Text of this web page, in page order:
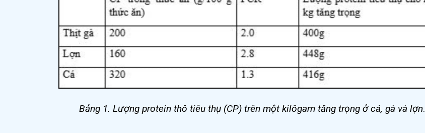
Bảng 1. Lượng protein thô tiêu thụ (CP) trên một kilôgam tăng trọng ở cá, gà và lợn.